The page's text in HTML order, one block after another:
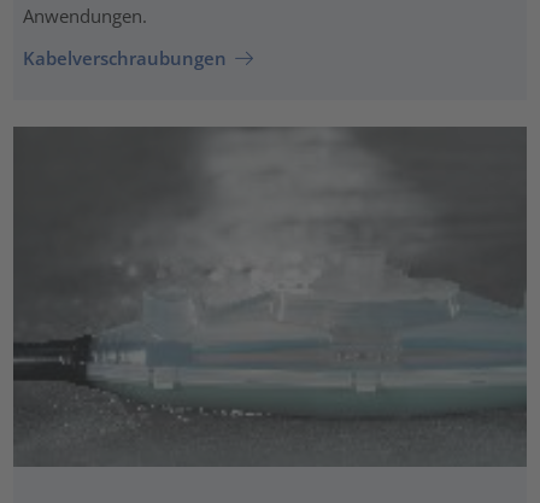
Anwendungen.
Kabelverschraubungen